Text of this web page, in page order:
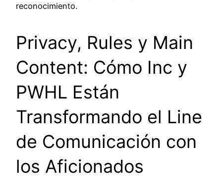
reconocimiento.
Privacy, Rules y Main
Content: Cómo Inc y
PWHL Están
Transformando el Line
de Comunicación con
los Aficionados